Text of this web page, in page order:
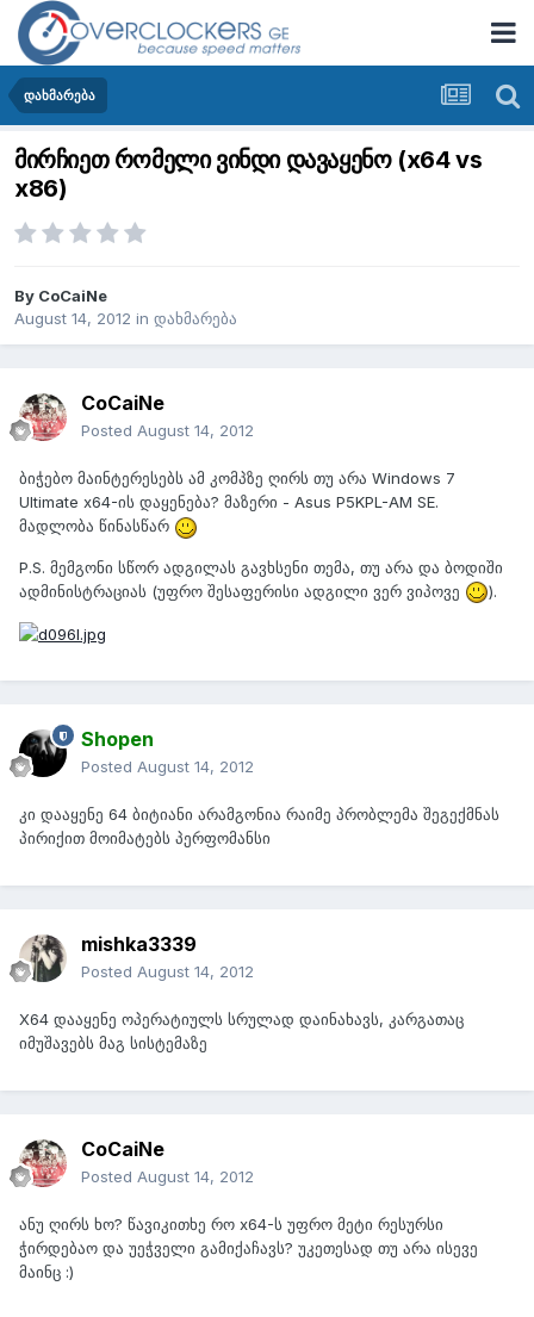
დახმარება
მირჩიეთ რომელი ვინდი დავაყენო (x64 vs
x86)
By CoCaiNe
August 14, 2012 in დახმარება
CoCaiNe
Posted August 14, 2012
ბიჭებო მაინტერესებს ამ კომპზე ღირს თუ არა Windows 7
Ultimate x64-ის დაყენება? მაზერი - Asus P5KPL-AM SE.
მადლობა წინასწარ
P.S. მემგონი სწორ ადგილას გავხსენი თემა, თუ არა და ბოდიში
ადმინისტრაციას (უფრო შესაფერისი ადგილი ვერ ვიპოვე
).
Shopen
Posted August 14, 2012
კი დააყენე 64 ბიტიანი არამგონია რაიმე პრობლემა შეგექმნას
პირიქით მოიმატებს პერფომანსი
mishka3339
Posted August 14, 2012
X64 დააყენე ოპერატიულს სრულად დაინახავს, კარგათაც
იმუშავებს მაგ სისტემაზე
CoCaiNe
Posted August 14, 2012
ანუ ღირს ხო? წავიკითხე რო x64-ს უფრო მეტი რესურსი
ჭირდებაო და უეჭველი გამიქაჩავს? უკეთესად თუ არა ისევე
მაინც :)